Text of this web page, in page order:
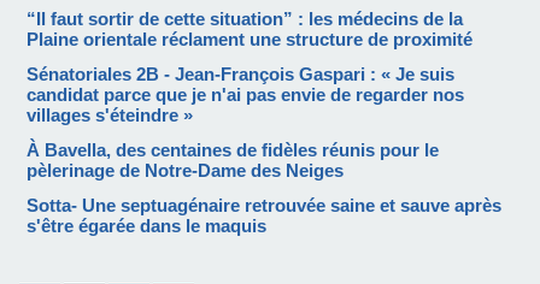
“Il faut sortir de cette situation” : les médecins de la
Plaine orientale réclament une structure de proximité
Sénatoriales 2B - Jean-François Gaspari : « Je suis
candidat parce que je n'ai pas envie de regarder nos
villages s'éteindre »
À Bavella, des centaines de fidèles réunis pour le
pèlerinage de Notre-Dame des Neiges
Sotta- Une septuagénaire retrouvée saine et sauve après
s'être égarée dans le maquis